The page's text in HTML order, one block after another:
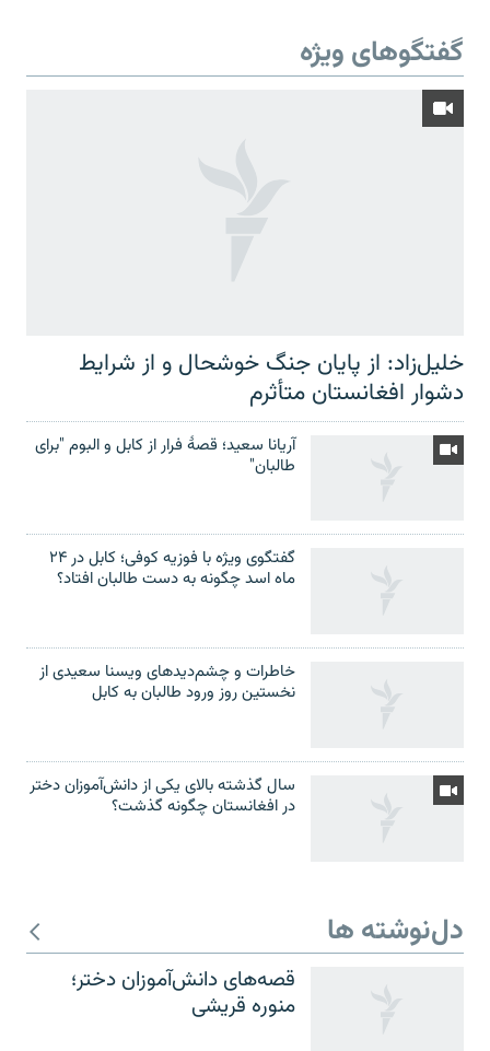
گفتگوهای ویژه
خلیل‌زاد: از پایان جنگ خوشحال و از شرایط
دشوار افغانستان متأثرم
آریانا سعید؛ قصۀ فرار از کابل و البوم "برای
طالبان"
گفتگوی ویژه با فوزیه کوفی؛ کابل در ۲۴
ماه اسد چگونه به دست طالبان افتاد؟
خاطرات و چشم‌دید‌های ویسنا سعیدی از
نخستین روز ورود طالبان به کابل
سال گذشته بالای یکی از دانش‌آموزان دختر
در افغانستان چگونه گذشت؟
دل‌نوشته ها
قصه‌های دانش‌آموزان دختر؛
منوره قریشی